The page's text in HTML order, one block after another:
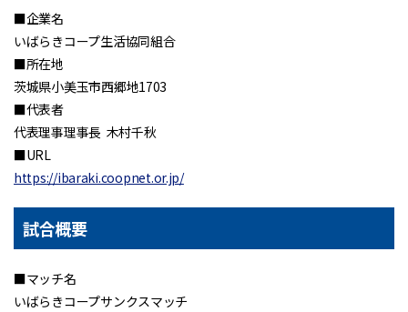
■企業名
いばらきコープ生活協同組合
■所在地
茨城県小美玉市西郷地1703
■代表者
代表理事理事長 木村千秋
■URL
https://ibaraki.coopnet.or.jp/
試合概要
■マッチ名
いばらきコープサンクスマッチ